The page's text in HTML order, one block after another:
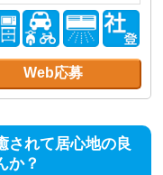
Web応募
されて居心地の良
か？